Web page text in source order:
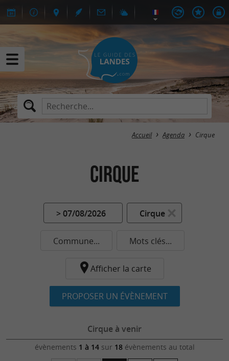
Accueil Agenda Cirque
Cirque
> 07/08/2026 Cirque
Commune... Mots clés...
Afficher la carte
PROPOSER UN ÉVÈNEMENT
Cirque à venir
évènements 1 à 14sur 18évènements au total